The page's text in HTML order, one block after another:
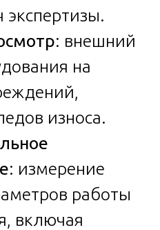
экспертизы.
: внешний
на
износа.
: измерение
работы
включая